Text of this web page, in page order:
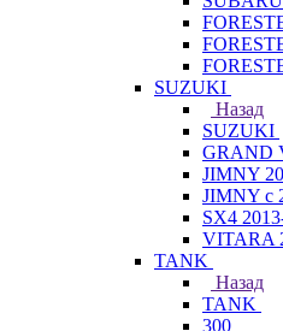
SUZUKI
Назад
SUZUKI
GRAND
JIMNY
JIMNY с
SX4
VITARA
TANK
Назад
TANK
300